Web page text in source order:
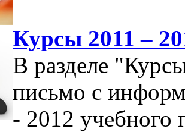
Курсы 2011 –
В разделе
письмо с
- 2012 учебного